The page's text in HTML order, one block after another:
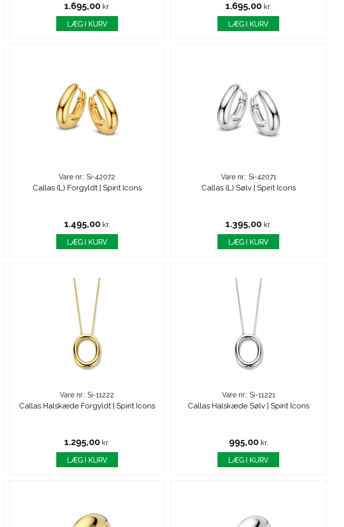
1.695,00 kr. 1.695,00kr.
Vare nr.: Si-42072
Callas (L) Forgyldt | Spirit Icons
1.495,00 kr.
Vare nr.: Si-42071
Callas (L) Sølv | Spirit Icons
1.395,00kr.
Vare nr.: Si-11222
Callas Halskæde Forgyldt | Spirit Icons
1.295,00kr.
Vare nr.: Si-11221
Callas Halskæde Sølv | Spirit Icons
995,00 kr.